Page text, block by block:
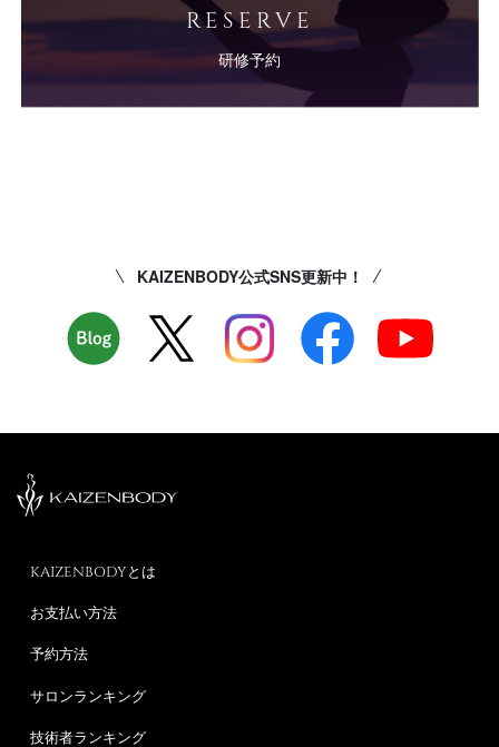
RESERVE
研修予約
KAIZENBODY公式SNS更新中！
KAIZENBODYとは
お支払い方法
予約方法
サロンランキング
技術者ランキング